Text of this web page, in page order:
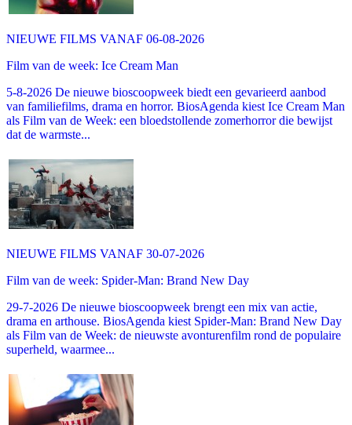
NIEUWE FILMS VANAF 06-08-2026
Film van de week: Ice Cream Man
5-8-2026 De nieuwe bioscoopweek biedt een gevarieerd aanbod
van familiefilms, drama en horror. BiosAgenda kiest Ice Cream Man
als Film van de Week: een bloedstollende zomerhorror die bewijst
dat de warmste...
NIEUWE FILMS VANAF 30-07-2026
Film van de week: Spider-Man: Brand New Day
29-7-2026 De nieuwe bioscoopweek brengt een mix van actie,
drama en arthouse. BiosAgenda kiest Spider-Man: Brand New Day
als Film van de Week: de nieuwste avonturenfilm rond de populaire
superheld, waarmee...